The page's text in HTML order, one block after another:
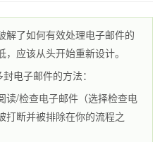
解了如何有效处理电子邮件的
应该从头开始重新设计。
电子邮件的方法：
读/检查电子邮件（选择检查电
打断并被排除在你的流程之